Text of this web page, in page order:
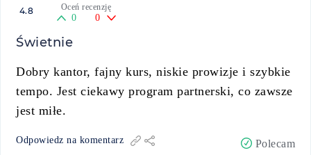
4.8 Oceń recenzję
0 0
Świetnie
Dobry kantor, fajny kurs, niskie prowizje i szybkie
tempo. Jest ciekawy program partnerski, co zawsze
jest miłe.
Odpowiedz na komentarz Polecam